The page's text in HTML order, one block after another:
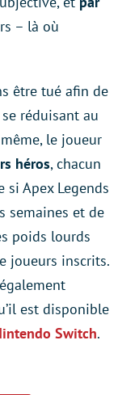
– là où
être tué afin de
réduisant au
le joueur
héros, chacun
si Apex Legends
semaines et de
poids lourds
joueurs inscrits.
est disponible
Switch.